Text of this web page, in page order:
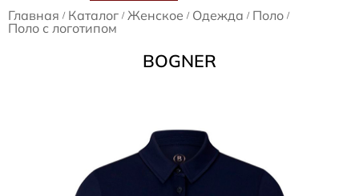
Главная / Каталог / Женское / Одежда / Поло /
Поло с логотипом
BOGNER